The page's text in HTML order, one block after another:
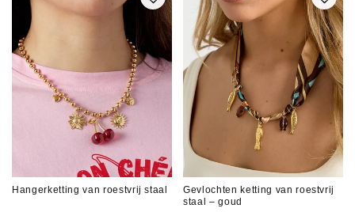
Hangerketting van roestvrij staal
Gevlochten ketting van roestvrij
staal – goud